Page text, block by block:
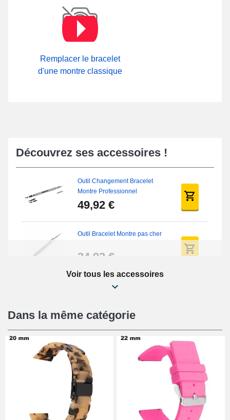
Remplacer le bracelet
d'une montre classique
Découvrez ses accessoires !
Outil Changement Bracelet
Montre Professionnel
49,92 €
Outil Bracelet Montre pas cher
34,92 €
Extracteur de Bracelet de
17,90 €
Voir tous les accessoires
Dans la même catégorie